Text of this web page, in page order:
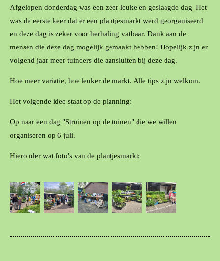
Afgelopen donderdag was een zeer leuke en geslaagde dag. Het
was de eerste keer dat er een plantjesmarkt werd georganiseerd
en deze dag is zeker voor herhaling vatbaar. Dank aan de
mensen die deze dag mogelijk gemaakt hebben! Hopelijk zijn er
volgend jaar meer tuinders die aansluiten bij deze dag.
Hoe meer variatie, hoe leuker de markt. Alle tips zijn welkom.
Het volgende idee staat op de planning:
Op naar een dag "Struinen op de tuinen" die we willen
organiseren op 6 juli.
Hieronder wat foto's van de plantjesmarkt: